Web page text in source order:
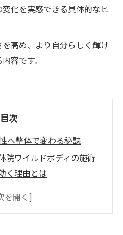
化を実感できる具体的なヒ
高め、より自分らしく輝け
容です。
目次
へ整体で変わる秘訣
院ワイルドボディの施術
く理由とは
ディの施術で変わる股間
ポイント